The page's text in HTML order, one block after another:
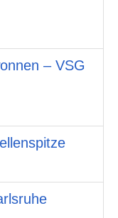
– VSG